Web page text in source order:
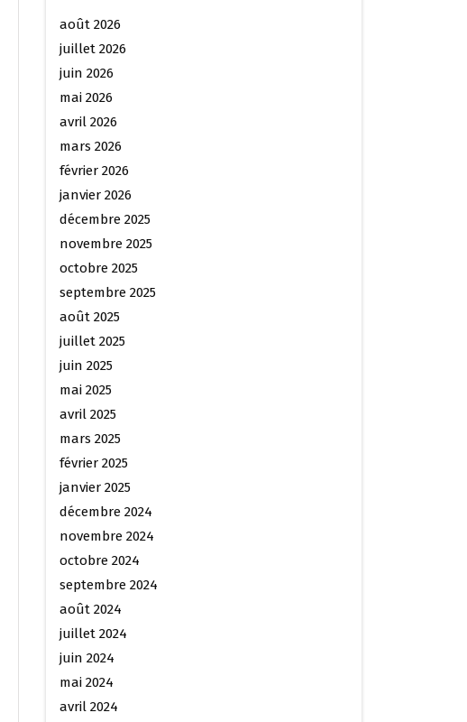
août 2026
juillet 2026
juin 2026
mai 2026
avril 2026
mars 2026
février 2026
janvier 2026
décembre 2025
novembre 2025
octobre 2025
septembre 2025
août 2025
juillet 2025
juin 2025
mai 2025
avril 2025
mars 2025
février 2025
janvier 2025
décembre 2024
novembre 2024
octobre 2024
septembre 2024
août 2024
juillet 2024
juin 2024
mai 2024
avril 2024